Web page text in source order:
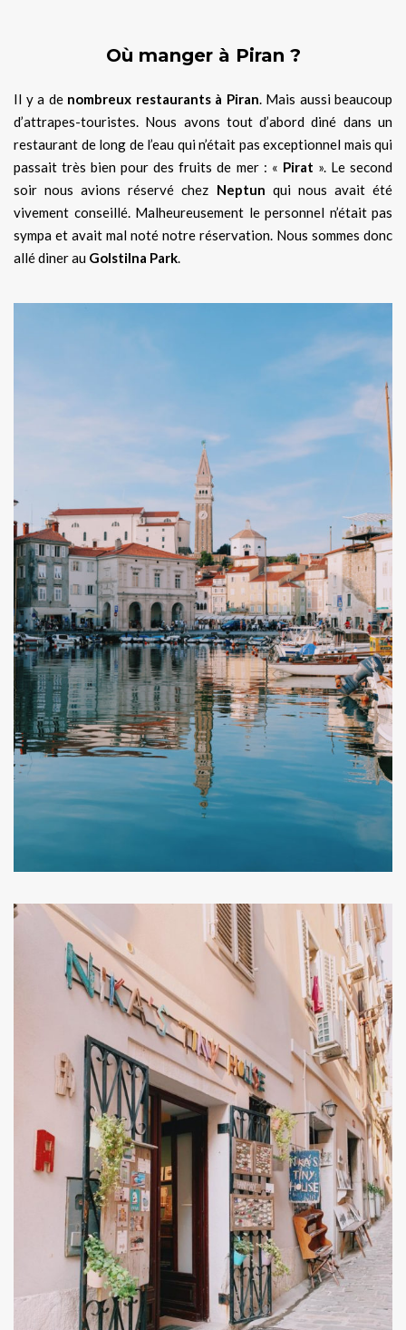
Où manger à Piran ?
Il y a denombreux restaurants à Piran. Mais aussi beaucoup
d’attrapes-touristes. Nous avons tout d’abord diné dans un
restaurant de long de l’eau qui n’était pas exceptionnel mais qui
passait très bien pour des fruits de mer : « Pirat ». Le second
soir nous avions réservé chez Neptun qui nous avait été
vivement conseillé. Malheureusement le personnel n’était pas
sympa et avait mal noté notre réservation. Nous sommes donc
allé diner au Golstilna Park.